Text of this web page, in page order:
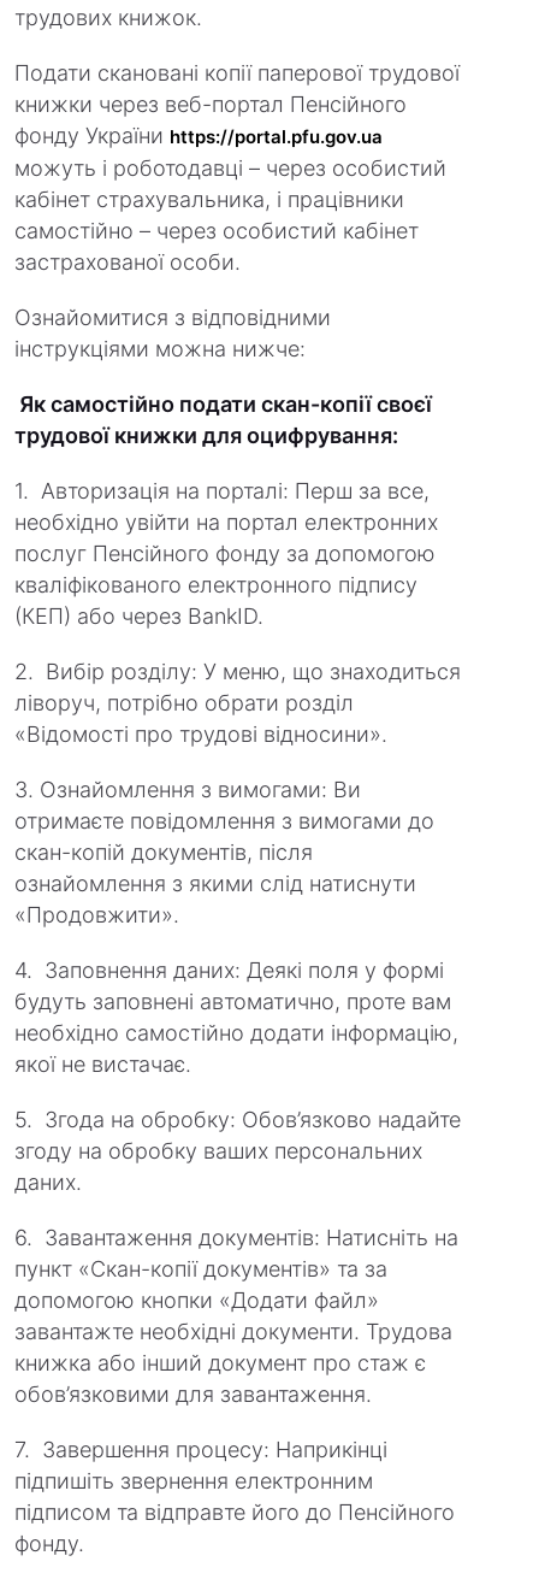
трудових книжок.
Подати скановані копії паперової трудової
книжки через веб-портал Пенсійного
фонду України https://portal.pfu.gov.ua
можуть і роботодавці – через особистий
кабінет страхувальника, і працівники
самостійно – через особистий кабінет
застрахованої особи.
Ознайомитися з відповідними
інструкціями можна нижче:
Як самостійно подати скан-копії своєї
трудової книжки для оцифрування:
1. Авторизація на порталі: Перш за все,
необхідно увійти на портал електронних
послуг Пенсійного фонду за допомогою
кваліфікованого електронного підпису
(КЕП) або через BankID.
2. Вибір розділу: У меню, що знаходиться
ліворуч, потрібно обрати розділ
«Відомості про трудові відносини».
3. Ознайомлення з вимогами: Ви
отримаєте повідомлення з вимогами до
скан-копій документів, після
ознайомлення з якими слід натиснути
«Продовжити».
4. Заповнення даних: Деякі поля у формі
будуть заповнені автоматично, проте вам
необхідно самостійно додати інформацію,
якої не вистачає.
5. Згода на обробку: Обов’язково надайте
згоду на обробку ваших персональних
даних.
6. Завантаження документів: Натисніть на
пункт «Скан-копії документів» та за
допомогою кнопки «Додати файл»
завантажте необхідні документи. Трудова
книжка або інший документ про стаж є
обов’язковими для завантаження.
7. Завершення процесу: Наприкінці
підпишіть звернення електронним
підписом та відправте його до Пенсійного
фонду.